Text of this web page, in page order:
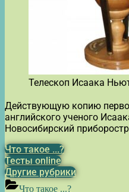
Телескоп Исаака
Действующую копию
английского ученого
Новосибирский
Что такое ...?
Тесты online
Другие рубрики
Что такое ...?